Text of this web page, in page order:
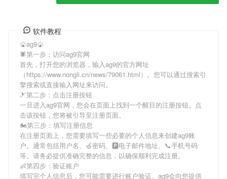
软件教程
🍘ag9🍘
🕷第一步：访问ag9官网
首先，打开您的浏览器，输入ag9的官方网址
（https://www.nongli.cn/news/79061.html）。您可以通过搜索引
擎搜索或直接输入网址来访问。
🎿第二步：点击注册按钮
一旦进入ag9官网，您会在页面上找到一个醒目的注册按钮。点
击该按钮，您将被引导至注册页面。
🏍第三步：填写注册信息
在注册页面上，您需要填写一些必要的个人信息来创建ag9账
户。通常包括用户名、🍏密码、🅿电子邮件地址、📞手机号码
等。请务必提供准确完整的信息，以确保顺利完成注册。
👶第四步：验证账户
填写完个人信息后，您可能需要进行账户验证。ag9会向您提供